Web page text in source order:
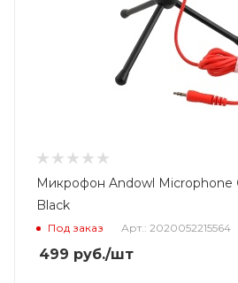
Микрофон Andowl Microphone
Black
Под заказ Арт.: 2020052215564
499 руб./шт